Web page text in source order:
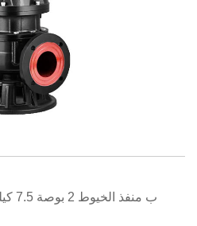
ب منفذ الخيوط 2 بوصة 7.5 كيلو واط إلى 11 كيلو وات